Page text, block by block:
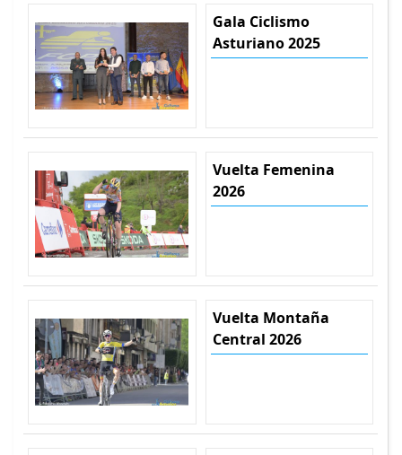
Gala Ciclismo
Asturiano 2025
Vuelta Femenina
2026
Vuelta Montaña
Central 2026